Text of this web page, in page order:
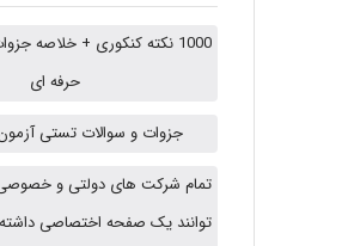
1000 نکته کنکوری + خلاصه
حرفه ای
جزوات و سوالات تستی
تمام شرکت های دولتی و
توانند یک صفحه اختصاصی داشته